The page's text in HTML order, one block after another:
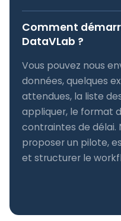
Comment
DataVLab ?
Vous pouvez nous
données, quelques
attendues, la liste
appliquer, le format
contraintes de délai.
proposer un pilote,
et structurer le